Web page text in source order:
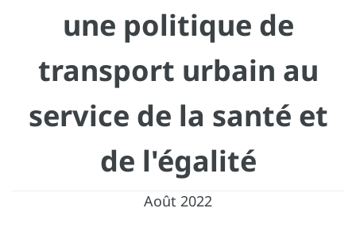
une politique de
transport urbain au
service de la santé et
de l'égalité
Août 2022